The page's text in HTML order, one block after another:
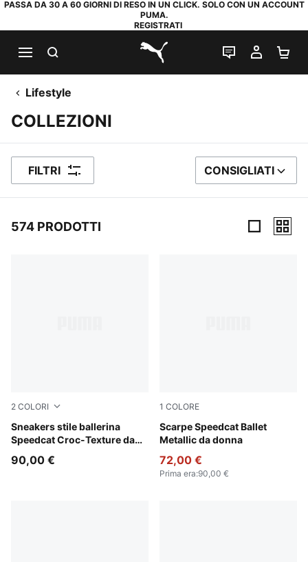
PASSA DA 30 A 60 GIORNI DI RESO IN UN CLICK. SOLO CON UN ACCOUNT
PUMA.
REGISTRATI
PUMA.com
CHAT IL MIO
Lifestyle
COLLEZIONI
FILTRI ORDINA PER
CONSIGLIATI
574 PRODOTTI
2 COLORI
Sneakers stile ballerina
Speedcat Croc-Texture da
PUMA Olive-PUMA Black
90,00 €
1 COLORE
Scarpe Speedcat Ballet
Metallic da donna
PUMA Silver-PUMA White
72,00 €
Prima era:90,00 €